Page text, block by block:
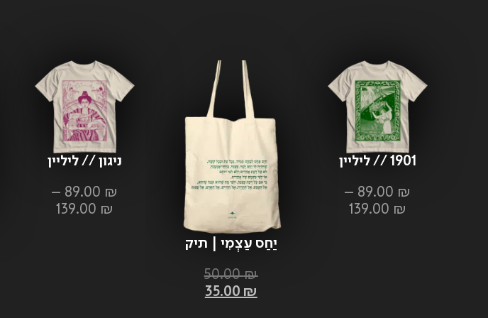
1901 // ליליין
89.00 ₪
–
139.00 ₪
יַחַס עַצְמִי | תיק
50.00₪
35.00 ₪
ניגון // ליליין
89.00 ₪
–
139.00 ₪